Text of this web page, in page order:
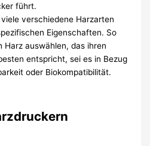
führt.
verschiedene Harzarten
Eigenschaften. So
Harz auswählen, das ihren
entspricht, sei es in Bezug
oder Biokompatibilität.